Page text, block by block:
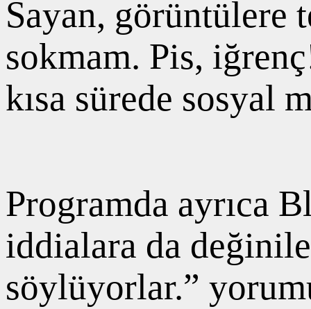
Sayan, görüntülere
sokmam. Pis,
kısa sürede sosyal
Programda ayrıca
iddialara da
söylüyorlar.”